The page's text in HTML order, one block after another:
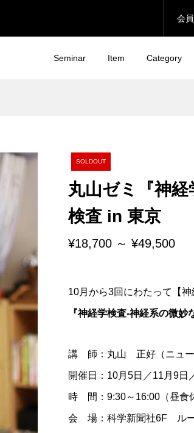
会
Seminar Item Category
SOLDOUT
丸山ゼミ『神
検査 in 東京
¥18,700 ～ ¥49,500
10月から3回にわたって【
『神経学検査-神経系の微妙
講 師：丸山 正好（ニュー
開催日：10月5日／11月9日
時 間：9:30～16:00（昼
会 場：科学新聞社6F ルー